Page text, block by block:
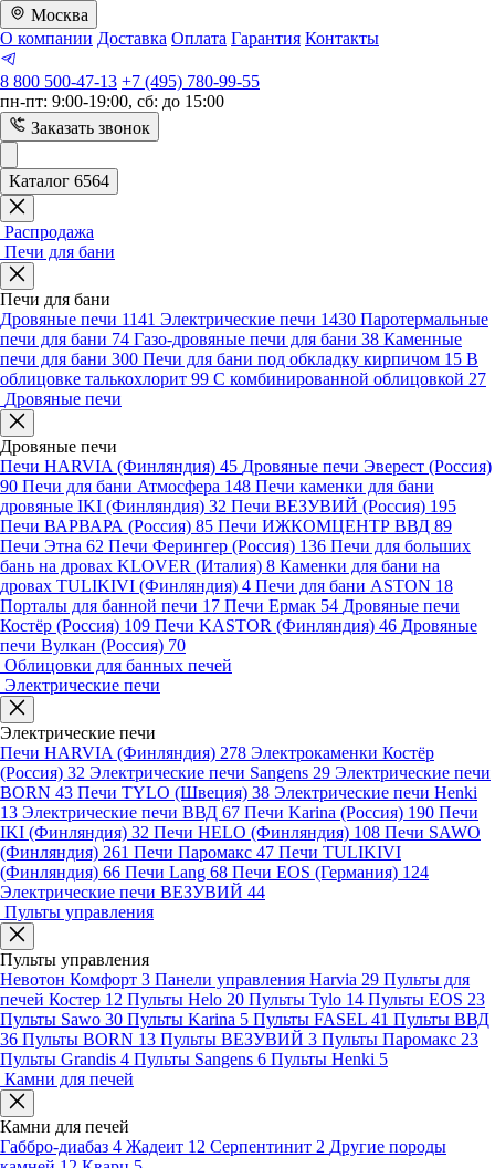
Москва
О компании Доставка Оплата Гарантия Контакты
8 800 500-47-13 +7 (495) 780-99-55
пн-пт: 9:00-19:00, сб: до 15:00
Заказать звонок
Каталог 6564
Распродажа
Печи для бани
Печи для бани
Дровяные печи 1141 Электрические печи 1430 Паротермальные
печи для бани 74 Газо-дровяные печи для бани 38 Каменные
печи для бани 300 Печи для бани под обкладку кирпичом 15 В
облицовке талькохлорит 99 С комбинированной облицовкой 27
Дровяные печи
Дровяные печи
Печи HARVIA (Финляндия) 45 Дровяные печи Эверест (Россия)
90 Печи для бани Атмосфера 148 Печи каменки для бани
дровяные IKI (Финляндия) 32 Печи ВЕЗУВИЙ (Россия) 195
Печи ВАРВАРА (Россия) 85 Печи ИЖКОМЦЕНТР ВВД 89
Печи Этна 62 Печи Ферингер (Россия) 136 Печи для больших
бань на дровах KLOVER (Италия) 8 Каменки для бани на
дровах TULIKIVI (Финляндия) 4 Печи для бани ASTON 18
Порталы для банной печи 17 Печи Ермак 54 Дровяные печи
Костёр (Россия) 109 Печи KASTOR (Финляндия) 46 Дровяные
печи Вулкан (Россия) 70
Облицовки для банных печей
Электрические печи
Электрические печи
Печи HARVIA (Финляндия) 278 Электрокаменки Костёр
(Россия) 32 Электрические печи Sangens 29 Электрические печи
BORN 43 Печи TYLO (Швеция) 38 Электрические печи Henki
13 Электрические печи ВВД 67 Печи Karina (Россия) 190 Печи
IKI (Финляндия) 32 Печи HELO (Финляндия) 108 Печи SAWO
(Финляндия) 261 Печи Паромакс 47 Печи TULIKIVI
(Финляндия) 66 Печи Lang 68 Печи EOS (Германия) 124
Электрические печи ВЕЗУВИЙ 44
Пульты управления
Пульты управления
Невотон Комфорт 3 Панели управления Harvia 29 Пульты для
печей Костер 12 Пульты Helo 20 Пульты Tylo 14 Пульты EOS 23
Пульты Sawo 30 Пульты Karina 5 Пульты FASEL 41 Пульты ВВД
36 Пульты BORN 13 Пульты ВЕЗУВИЙ 3 Пульты Паромакс 23
Пульты Grandis 4 Пульты Sangens 6 Пульты Henki 5
Камни для печей
Камни для печей
Габбро-диабаз 4 Жадеит 12 Серпентинит 2 Другие породы